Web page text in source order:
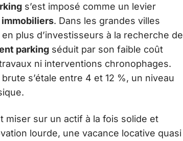
s’est imposé comme un levier
. Dans les grandes villes
plus d’investisseurs à la recherche de
parking séduit par son faible coût
ni interventions chronophages.
brute s’étale entre 4 et 12 %, un niveau
miser sur un actif à la fois solide et
lourde, une vacance locative quasi